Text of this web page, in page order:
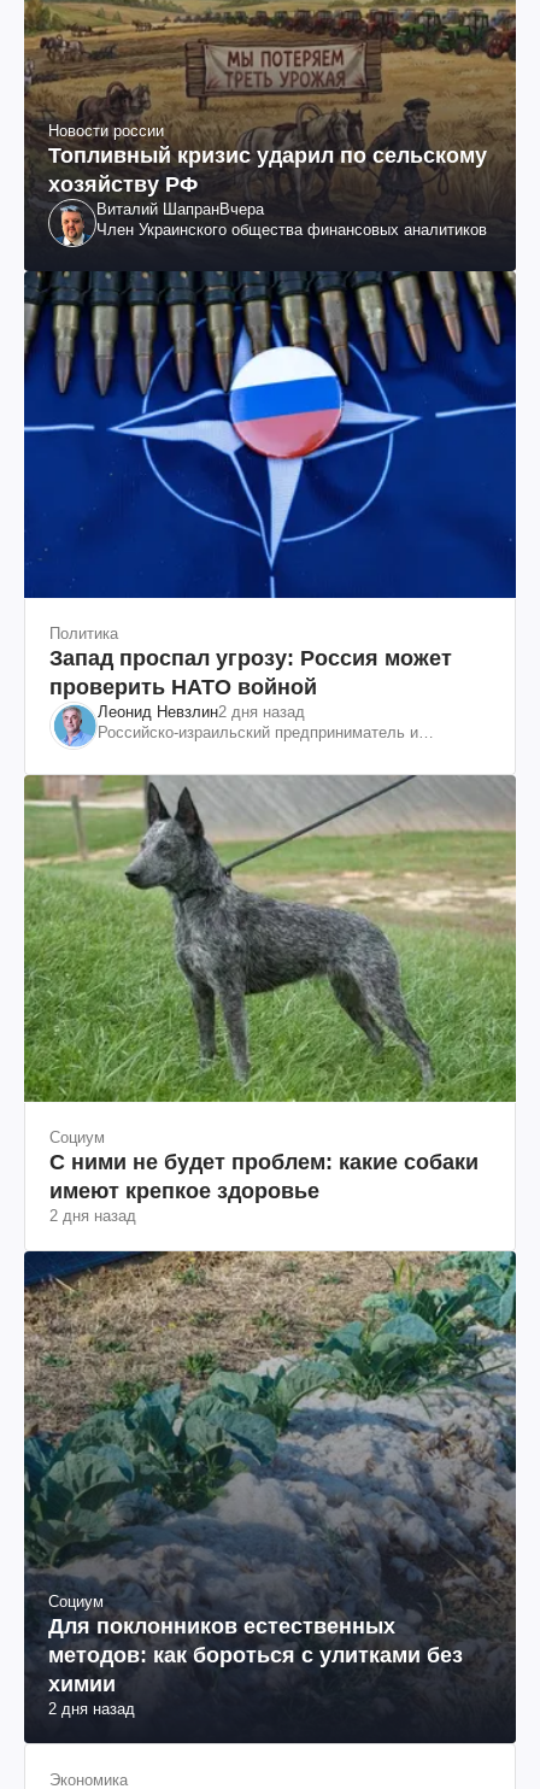
Новости россии
Топливный кризис ударил по сельскому
хозяйству РФ
Виталий ШапранВчера
Член Украинского общества финансовых аналитиков
Политика
Запад проспал угрозу: Россия может
проверить НАТО войной
Леонид Невзлин2 дня назад
Российско-израильский предприниматель и
"ЮКОСа"
Социум
С ними не будет проблем: какие собаки
имеют крепкое здоровье
2 дня назад
Социум
Для поклонников естественных
методов: как бороться с улитками без
химии
2 дня назад
Экономика